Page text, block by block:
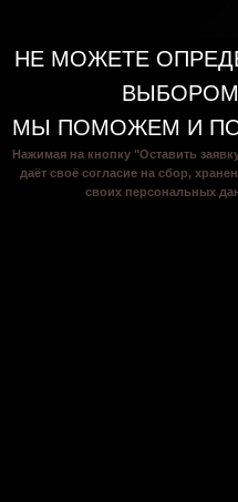
НЕ МОЖЕТЕ
МЫ ПОМОЖЕМ И
Нажимая на кнопку "Оставить
даёт своё согласие на сбор,
своих персональных